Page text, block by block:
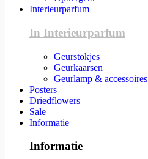
Interieurparfum
In Interieurparfum
Geurstokjes
Geurkaarsen
Geurlamp & accessoires
Posters
Driedflowers
Sale
Informatie
Informatie